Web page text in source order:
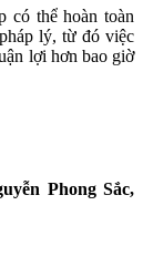
có thể hoàn toàn
lý, từ đó việc
lợi hơn bao giờ
Phong Sắc,